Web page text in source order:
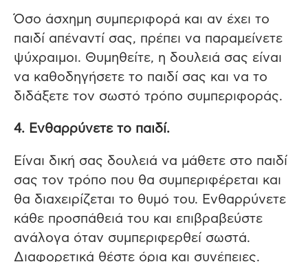
Όσο άσχημη συμπεριφορά και αν έχει το
παιδί απέναντί σας, πρέπει να παραμείνετε
ψύχραιμοι. Θυμηθείτε, η δουλειά σας είναι
να καθοδηγήσετε το παιδί σας και να το
διδάξετε τον σωστό τρόπο συμπεριφοράς.
4. Ενθαρρύνετε το παιδί.
Είναι δική σας δουλειά να μάθετε στο παιδί
σας τον τρόπο που θα συμπεριφέρεται και
θα διαχειρίζεται το θυμό του. Ενθαρρύνετε
κάθε προσπάθειά του και επιβραβεύστε
ανάλογα όταν συμπεριφερθεί σωστά.
Διαφορετικά θέστε όρια και συνέπειες.